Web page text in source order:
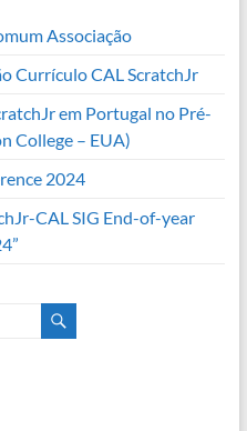
Associação
Currículo CAL ScratchJr
em Portugal no Pré-
College – EUA)
2024
CAL SIG End-of-year